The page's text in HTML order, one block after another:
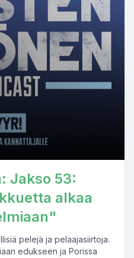
Jakso 53:
alkaa
pelejä ja pelaajasiirtoja.
edukseen ja Porissa